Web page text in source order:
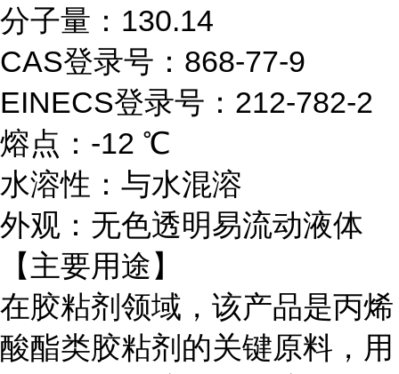
分子量：130.14
CAS登录号：868-77-9
EINECS登录号：212-782-2
熔点：-12 ℃
水溶性：与水混溶
外观：无色透明易流动液体
【主要用途】
在胶粘剂领域，该产品是丙烯
酸酯类胶粘剂的关键原料，用